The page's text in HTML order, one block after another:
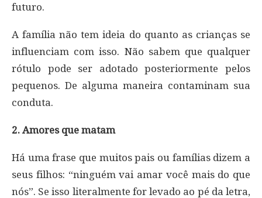
futuro.
A família não tem ideia do quanto as crianças se
influenciam com isso. Não sabem que qualquer
rótulo pode ser adotado posteriormente pelos
pequenos. De alguma maneira contaminam sua
conduta.
2. Amores que matam
Há uma frase que muitos pais ou famílias dizem a
seus filhos: “ninguém vai amar você mais do que
nós”. Se isso literalmente for levado ao pé da letra,